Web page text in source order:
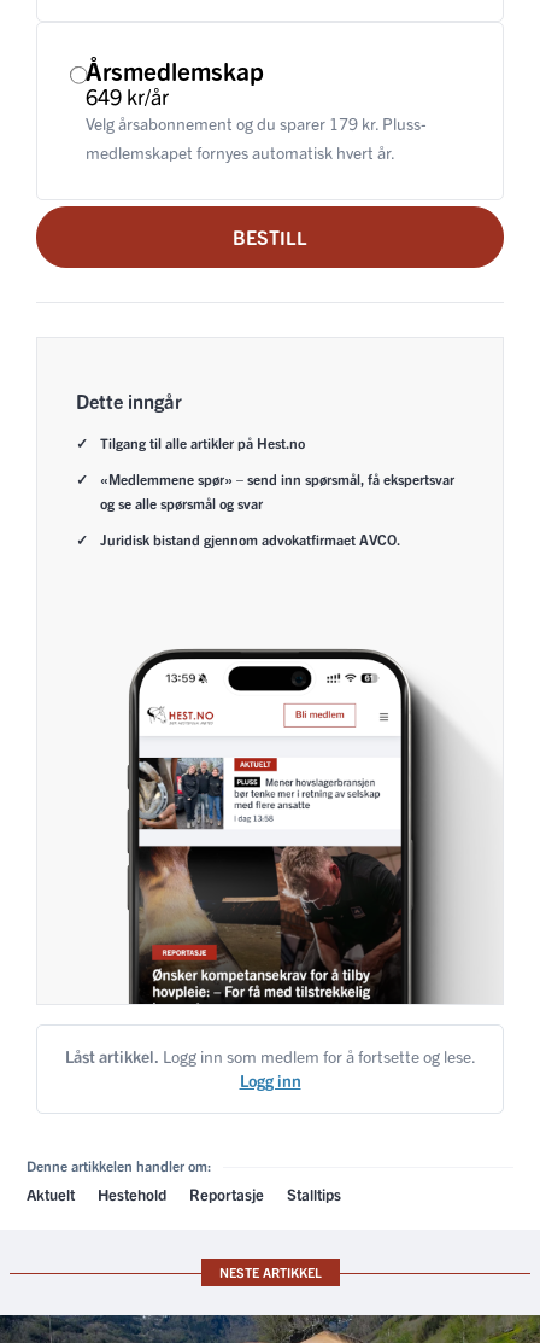
Årsmedlemskap
649 kr/år
Velg årsabonnement og du sparer 179 kr. Pluss-
medlemskapet fornyes automatisk hvert år.
BESTILL
Dette inngår
Tilgang til alle artikler på Hest.no
«Medlemmene spør» – send inn spørsmål, få ekspertsvar
og se alle spørsmål og svar
Juridisk bistand gjennom advokatfirmaet AVCO.
Låst artikkel. Logg inn som medlem for å fortsette og lese.
Logg inn
Denne artikkelen handler om:
Aktuelt Hestehold Reportasje Stalltips
NESTE ARTIKKEL